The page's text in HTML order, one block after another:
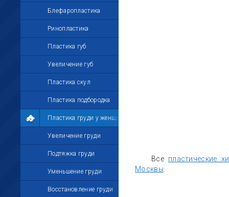
Блефаропластика
Ринопластика
Пластика губ
Увеличение губ
Пластика скул
Пластика подбородка
Пластика груди у женщин
Увеличение груди
Подтяжка груди
Уменьшение груди
Восстановление груди
Все пластические
Москвы